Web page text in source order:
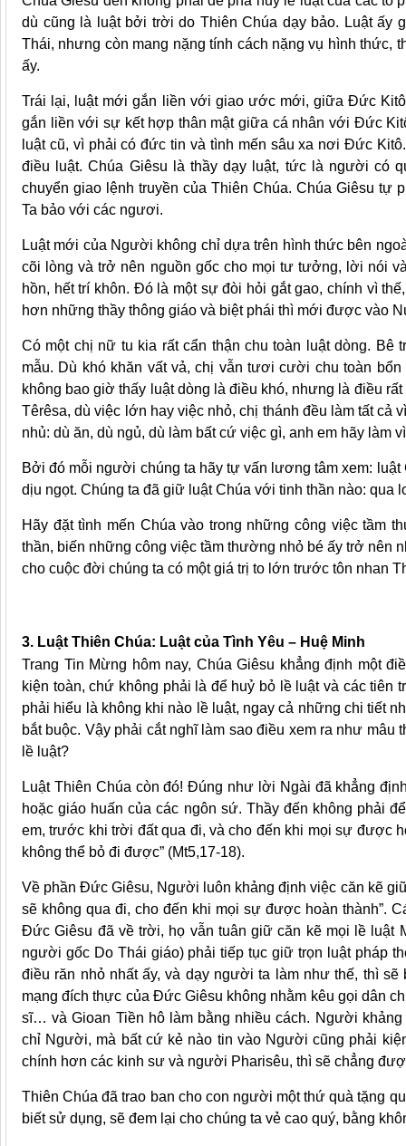
dù cũng là luật bởi trời do Thiên Chúa dạy bảo. Luật
Thái, nhưng còn mang nặng tính cách nặng vụ hình thức,
ấy.
Trái lại, luật mới gắn liền với giao ước mới, giữa Đức
gắn liền với sự kết hợp thân mật giữa cá nhân với Đức
luật cũ, vì phải có đức tin và tình mến sâu xa nơi Đức
điều luật. Chúa Giêsu là thầy dạy luật, tức là người có
chuyển giao lệnh truyền của Thiên Chúa. Chúa Giêsu
Ta bảo với các ngươi.
Luật mới của Người không chỉ dựa trên hình thức bên
cõi lòng và trở nên nguồn gốc cho mọi tư tưởng, lời nói
hồn, hết trí khôn. Đó là một sự đòi hỏi gắt gao, chính vì
hơn những thầy thông giáo và biệt phái thì mới được vào
Có một chị nữ tu kia rất cẩn thận chu toàn luật dòng.
mẫu. Dù khó khăn vất vả, chị vẫn tươi cười chu toàn
không bao giờ thấy luật dòng là điều khó, nhưng là điều
Têrêsa, dù việc lớn hay việc nhỏ, chị thánh đều làm tất
nhủ: dù ăn, dù ngủ, dù làm bất cứ việc gì, anh em hãy làm
Bởi đó mỗi người chúng ta hãy tự vấn lương tâm xem:
dịu ngọt. Chúng ta đã giữ luật Chúa với tinh thần nào: qua
Hãy đặt tình mến Chúa vào trong những công việc tầm
thần, biến những công việc tầm thường nhỏ bé ấy trở nên
cho cuộc đời chúng ta có một giá trị to lớn trước tôn nhan
3. Luật Thiên Chúa: Luật của Tình Yêu – Huệ Minh
Trang Tin Mừng hôm nay, Chúa Giêsu khẳng định một
kiện toàn, chứ không phải là để huỷ bỏ lề luật và các tiên
phải hiểu là không khi nào lề luật, ngay cả những chi tiết
bắt buộc. Vậy phải cắt nghĩ làm sao điều xem ra như
lề luật?
Luật Thiên Chúa còn đó! Đúng như lời Ngài đã khẳng
hoặc giáo huấn của các ngôn sứ. Thầy đến không phải
em, trước khi trời đất qua đi, và cho đến khi mọi sự được
không thể bỏ đi được” (Mt5,17-18).
Về phần Đức Giêsu, Người luôn khảng định việc căn kẽ
sẽ không qua đi, cho đến khi mọi sự được hoàn thành”.
Đức Giêsu đã về trời, họ vẫn tuân giữ căn kẽ mọi lề luật
người gốc Do Thái giáo) phải tiếp tục giữ trọn luật pháp
điều răn nhỏ nhất ấy, và dạy người ta làm như thế, thì
mạng đích thực của Đức Giêsu không nhằm kêu gọi dân
sĩ… và Gioan Tiền hô làm bằng nhiều cách. Người
chỉ Người, mà bất cứ kẻ nào tin vào Người cũng phải
chính hơn các kinh sư và người Pharisêu, thì sẽ chẳng
Thiên Chúa đã trao ban cho con người một thứ quà tặng
biết sử dụng, sẽ đem lại cho chúng ta vẻ cao quý, bằng